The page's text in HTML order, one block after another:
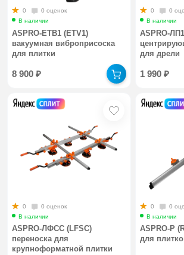
0
0 оценок
В наличии
ASPRO-ЕТВ1 (ETV1)
вакуумная виброприсоска
для плитки
8 900₽
0
0
В наличии
ASPRO-
для дрели
1 990₽
0
0 оценок
В наличии
ASPRO-ЛФСС (LFSC)
переноска для
крупноформатной плитки
0
0
В наличии
ASPRO-Р
для